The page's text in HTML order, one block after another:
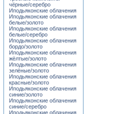
чёрные/серебро
Иподьяконские облачения
Иподьяконские облачения
белые/золото
Иподьяконские облачения
белые/серебро
Иподьяконские облачения
бордо/золото
Иподьяконские облачения
жёлтые/золото
Иподьяконские облачения
зелёные/золото
Иподьяконские облачения
красные/золото
Иподьяконские облачения
синие/золото
Иподьяконские облачения
синие/серебро
Иподьяконские облачения